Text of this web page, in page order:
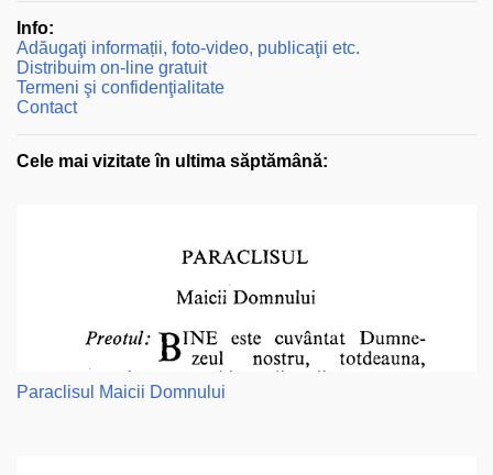
Info:
Adăugaţi informații, foto-video, publicaţii etc.
Distribuim on-line gratuit
Termeni şi confidenţialitate
Contact
Cele mai vizitate în ultima săptămână:
Paraclisul Maicii Domnului